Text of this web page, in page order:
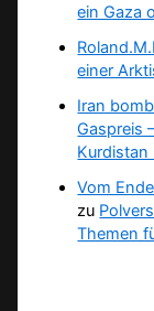
ein Gaza
einer
Iran
Gaspreis
Kurdistan
Vom
zu
Themen